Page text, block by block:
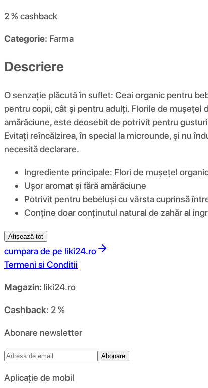
2 %cashback
Categorie: Farma
Descriere
O senzație plăcută în suflet: Ceai organic pentru
pentru copii, cât și pentru adulți. Florile de
amărăciune, este deosebit de potrivit pentru
Evitați reîncălzirea, în special la microunde, și nu
necesită declarare.
Ingrediente principale: Flori de mușețel
Ușor aromat și fără amărăciune
Potrivit pentru bebeluși cu vârsta cuprinsă
Conține doar conținutul natural de zahăr al
Afișează tot
cumpara de pe liki24.ro
Termeni si Conditii
Magazin: liki24.ro
Cashback: 2 %
Abonare newsletter
Abonare
Aplicație de mobil